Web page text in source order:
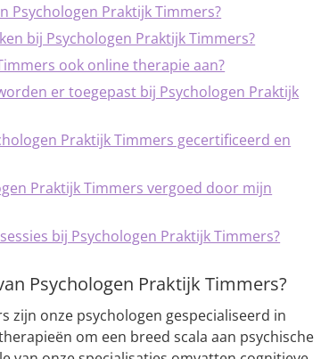
Psychologen Praktijk Timmers?
bij Psychologen Praktijk Timmers?
ook online therapie aan?
er toegepast bij Psychologen Praktijk
Praktijk Timmers gecertificeerd en
Praktijk Timmers vergoed door mijn
bij Psychologen Praktijk Timmers?
Psychologen Praktijk Timmers?
zijn onze psychologen gespecialiseerd in
om een breed scala aan psychische